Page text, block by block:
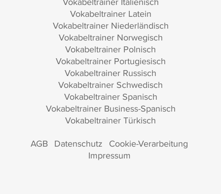
Vokabeltrainer Latein
Vokabeltrainer Niederländisch
Vokabeltrainer Norwegisch
Vokabeltrainer Polnisch
Vokabeltrainer Portugiesisch
Vokabeltrainer Russisch
Vokabeltrainer Schwedisch
Vokabeltrainer Spanisch
Vokabeltrainer Business-Spanisch
Vokabeltrainer Türkisch
AGB Datenschutz Cookie-Verarbeitung
Impressum